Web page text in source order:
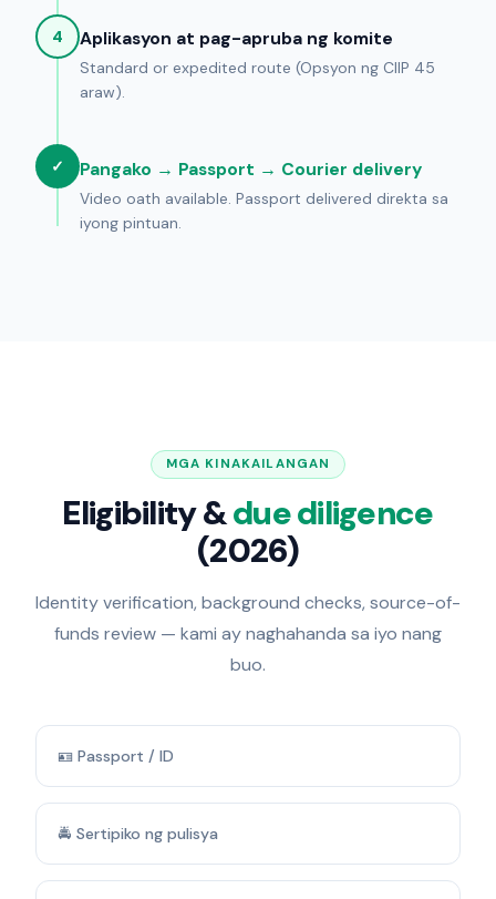
4 Aplikasyon at pag-apruba ng komite
Standard or expedited route (Opsyon ng CIIP 45
araw).
✓ Pangako → Passport → Courier delivery
Video oath available. Passport delivered direkta sa
iyong pintuan.
MGA KINAKAILANGAN
Eligibility &due diligence
(2026)
Identity verification, background checks, source-of-
funds review — kami ay naghahanda sa iyo nang
buo.
🪪 Passport / ID
🚔 Sertipiko ng pulisya